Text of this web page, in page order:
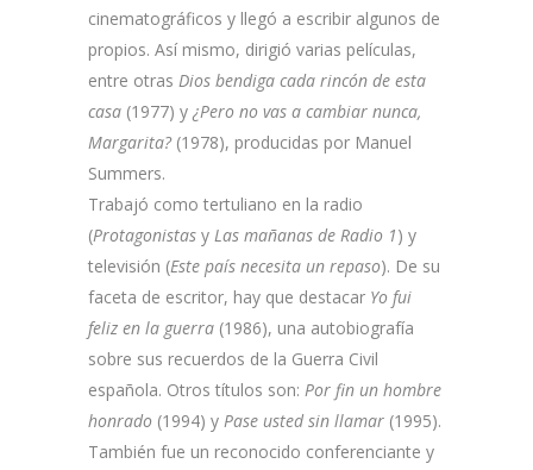
cinematográficos y llegó a escribir algunos de
propios. Así mismo, dirigió varias películas,
entre otras Dios bendiga cada rincón de esta
casa (1977) y ¿Pero no vas a cambiar nunca,
Margarita?(1978), producidas por Manuel
Summers.
Trabajó como tertuliano en la radio
(Protagonistas y Las mañanas de Radio 1) y
televisión (Este país necesita un repaso). De su
faceta de escritor, hay que destacar Yo fui
feliz en la guerra (1986), una autobiografía
sobre sus recuerdos de la Guerra Civil
española. Otros títulos son: Por fin un hombre
honrado (1994) y Pase usted sin llamar (1995).
También fue un reconocido conferenciante y